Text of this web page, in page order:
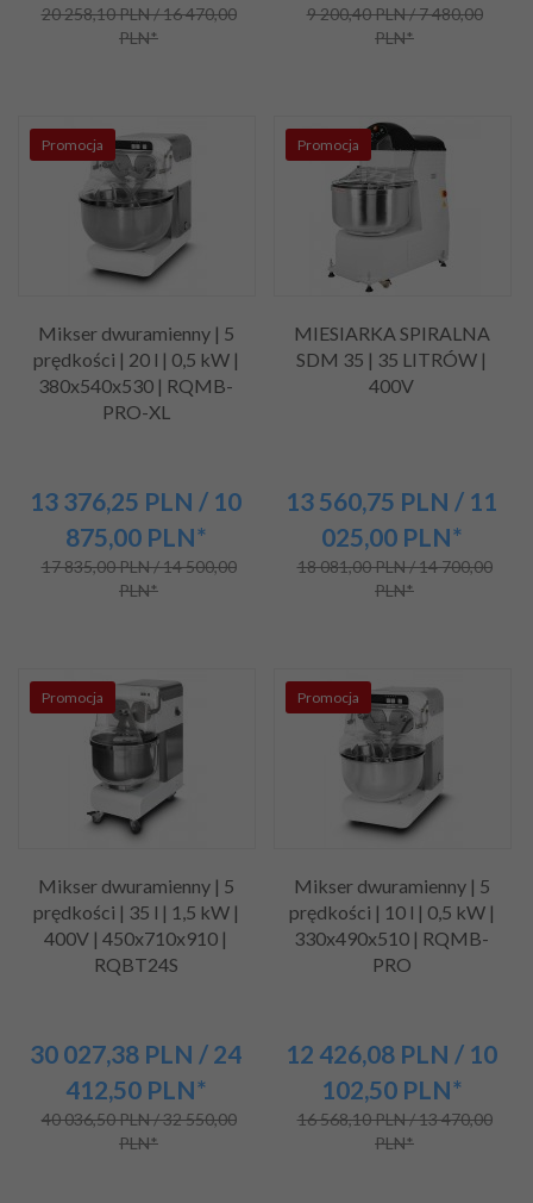
20 258,10 PLN / 16 470,00
PLN*
9 200,40 PLN / 7 480,00
PLN*
Promocja
Mikser dwuramienny | 5
prędkości | 20 l | 0,5 kW |
380x540x530 | RQMB-
PRO-XL
13 376,25 PLN / 10
875,00 PLN*
17 835,00 PLN / 14 500,00
PLN*
Promocja
MIESIARKA SPIRALNA
SDM 35 | 35 LITRÓW |
400V
13 560,75 PLN / 11
025,00 PLN*
18 081,00 PLN / 14 700,00
PLN*
Promocja
Mikser dwuramienny | 5
prędkości | 35 l | 1,5 kW |
400V | 450x710x910 |
RQBT24S
30 027,38 PLN / 24
412,50 PLN*
40 036,50 PLN / 32 550,00
PLN*
Promocja
Mikser dwuramienny | 5
prędkości | 10 l | 0,5 kW |
330x490x510 | RQMB-
PRO
12 426,08 PLN / 10
102,50 PLN*
16 568,10 PLN / 13 470,00
PLN*